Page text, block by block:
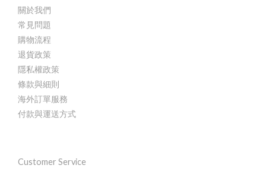
關於我們
常見問題
購物流程
退貨政策
隱私權政策
條款與細則
海外訂單服務
付款與運送方式
Customer Service